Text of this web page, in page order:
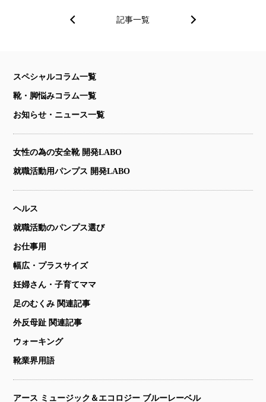
記事一覧
スペシャルコラム一覧
靴・脚悩みコラム一覧
お知らせ・ニュース一覧
女性の為の安全靴 開発LABO
就職活動用パンプス 開発LABO
ヘルス
就職活動のパンプス選び
お仕事用
幅広・プラスサイズ
妊婦さん・子育てママ
足のむくみ 関連記事
外反母趾 関連記事
ウォーキング
靴業界用語
アース ミュージック＆エコロジー ブルーレーベル